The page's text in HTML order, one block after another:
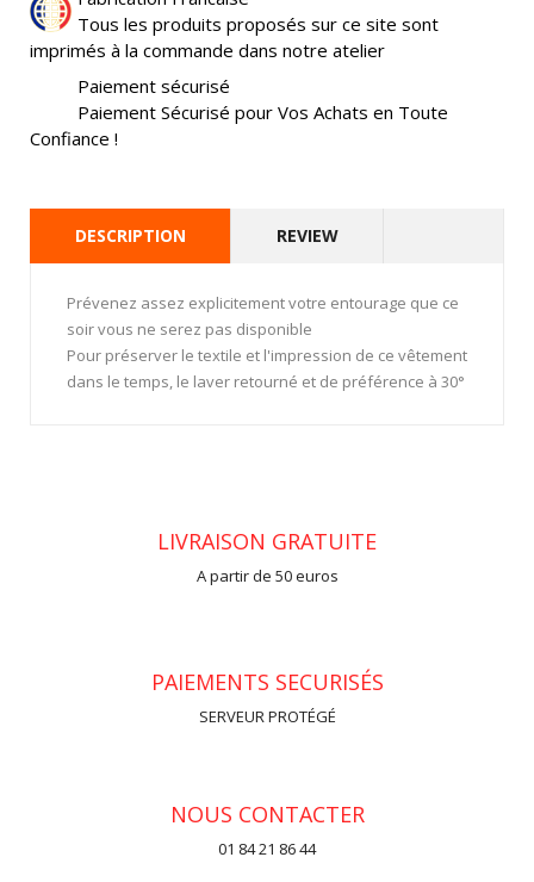
Tous les produits proposés sur ce site sont
imprimés à la commande dans notre atelier
Paiement sécurisé
Paiement Sécurisé pour Vos Achats en Toute
Confiance !
DESCRIPTION REVIEW
Prévenez assez explicitement votre entourage que ce
soir vous ne serez pas disponible
Pour préserver le textile et l'impression de ce vêtement
dans le temps, le laver retourné et de préférence à 30°
LIVRAISON GRATUITE
A partir de 50 euros
PAIEMENTS SECURISÉS
SERVEUR PROTÉGÉ
NOUS CONTACTER
01 84 21 86 44